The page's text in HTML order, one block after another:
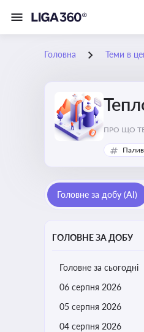
Головна Теми в
ПРО ЩО
Головне за добу (AI)
ГОЛОВНЕ ЗА ДОБУ
Головне за сьогодні
06 серпня 2026
05 серпня 2026
04 серпня 2026